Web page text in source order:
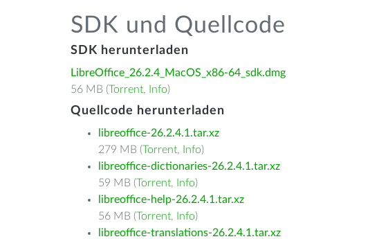
SDK und Quellcode
SDK herunterladen
LibreOffice_26.2.4_MacOS_x86-64_sdk.dmg
56 MB (Torrent, Info)
Quellcode herunterladen
libreoffice-26.2.4.1.tar.xz
279 MB (Torrent, Info)
libreoffice-dictionaries-26.2.4.1.tar.xz
59 MB (Torrent, Info)
libreoffice-help-26.2.4.1.tar.xz
56 MB (Torrent, Info)
libreoffice-translations-26.2.4.1.tar.xz